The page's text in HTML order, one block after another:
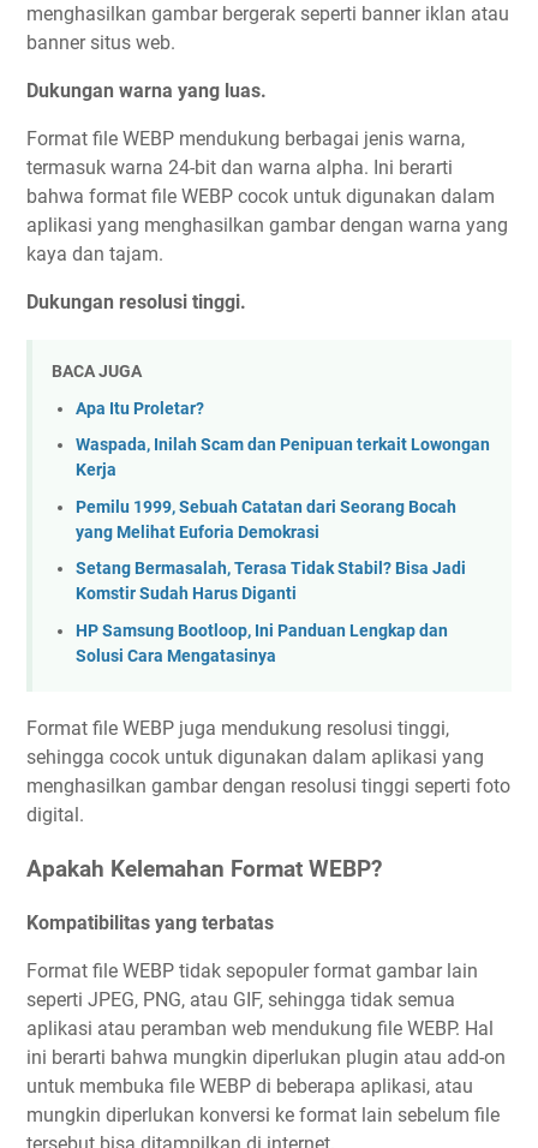
menghasilkan gambar bergerak seperti banner iklan atau
banner situs web.
Dukungan warna yang luas.
Format file WEBP mendukung berbagai jenis warna,
termasuk warna 24-bit dan warna alpha. Ini berarti
bahwa format file WEBP cocok untuk digunakan dalam
aplikasi yang menghasilkan gambar dengan warna yang
kaya dan tajam.
Dukungan resolusi tinggi.
BACA JUGA
Apa Itu Proletar?
Waspada, Inilah Scam dan Penipuan terkait Lowongan
Kerja
Pemilu 1999, Sebuah Catatan dari Seorang Bocah
yang Melihat Euforia Demokrasi
Setang Bermasalah, Terasa Tidak Stabil? Bisa Jadi
Komstir Sudah Harus Diganti
HP Samsung Bootloop, Ini Panduan Lengkap dan
Solusi Cara Mengatasinya
Format file WEBP juga mendukung resolusi tinggi,
sehingga cocok untuk digunakan dalam aplikasi yang
menghasilkan gambar dengan resolusi tinggi seperti foto
digital.
Apakah Kelemahan Format WEBP?
Kompatibilitas yang terbatas
Format file WEBP tidak sepopuler format gambar lain
seperti JPEG, PNG, atau GIF, sehingga tidak semua
aplikasi atau peramban web mendukung file WEBP. Hal
ini berarti bahwa mungkin diperlukan plugin atau add-on
untuk membuka file WEBP di beberapa aplikasi, atau
mungkin diperlukan konversi ke format lain sebelum file